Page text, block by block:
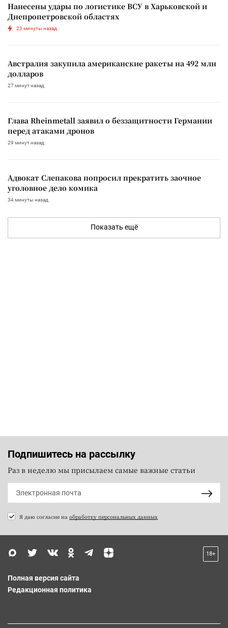
Нанесены удары по логистике ВСУ в Харьковской и
Днепропетровской областях
23 минуты назад
Австралия закупила американские ракеты на 492 млн
долларов
27 минут назад
Глава Rheinmetall заявил о беззащитности Германии
перед атаками дронов
29 минут назад
Адвокат Слепакова попросил прекратить заочное
уголовное дело комика
34 минуты назад
Показать ещё
Подпишитесь на рассылку
Раз в неделю мы присылаем самые важные статьи
Я даю согласие на обработку персональных данных
18+
Полная версия сайта
Редакционная политика